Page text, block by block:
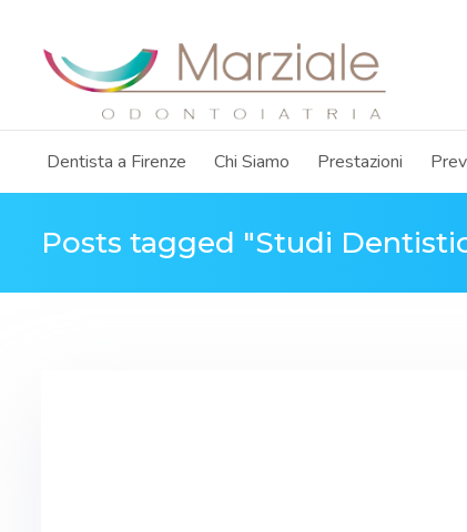
Dentista a Firenze Chi Siamo Prestazioni
Posts tagged "Studi